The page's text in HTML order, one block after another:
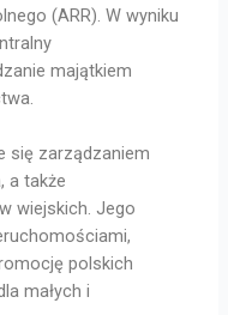
(ARR). W wyniku
majątkiem
się zarządzaniem
a także
wiejskich. Jego
polskich
małych i